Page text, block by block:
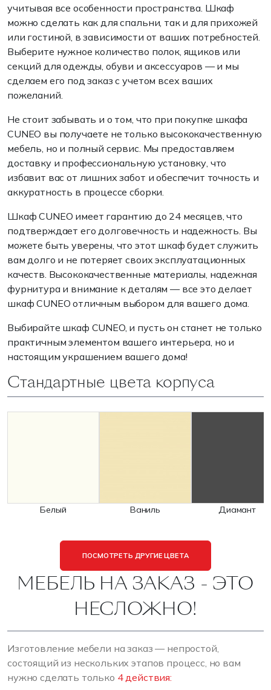
учитывая все особенности пространства. Шкаф
можно сделать как для спальни, так и для прихожей
или гостиной, в зависимости от ваших потребностей.
Выберите нужное количество полок, ящиков или
секций для одежды, обуви и аксессуаров — и мы
сделаем его под заказ с учетом всех ваших
пожеланий.
Не стоит забывать и о том, что при покупке шкафа
CUNEO вы получаете не только высококачественную
мебель, но и полный сервис. Мы предоставляем
доставку и профессиональную установку, что
избавит вас от лишних забот и обеспечит точность и
аккуратность в процессе сборки.
Шкаф CUNEO имеет гарантию до 24 месяцев, что
подтверждает его долговечность и надежность. Вы
можете быть уверены, что этот шкаф будет служить
вам долго и не потеряет своих эксплуатационных
качеств. Высококачественные материалы, надежная
фурнитура и внимание к деталям — все это делает
шкаф CUNEO отличным выбором для вашего дома.
Выбирайте шкаф CUNEO, и пусть он станет не только
практичным элементом вашего интерьера, но и
настоящим украшением вашего дома!
Стандартные цвета корпуса
Белый Ваниль Диамант
ПОСМОТРЕТЬ ДРУГИЕ ЦВЕТА
МЕБЕЛЬ НА ЗАКАЗ - ЭТО
НЕСЛОЖНО!
Изготовление мебели на заказ — непростой,
состоящий из нескольких этапов процесс, но вам
нужно сделать только 4 действия: